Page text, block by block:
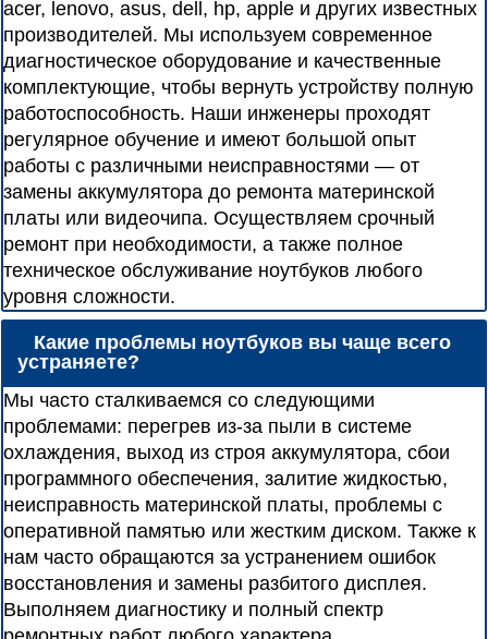
acer, lenovo, asus, dell, hp, apple и других известных
производителей. Мы используем современное
диагностическое оборудование и качественные
комплектующие, чтобы вернуть устройству полную
работоспособность. Наши инженеры проходят
регулярное обучение и имеют большой опыт
работы с различными неисправностями — от
замены аккумулятора до ремонта материнской
платы или видеочипа. Осуществляем срочный
ремонт при необходимости, а также полное
техническое обслуживание ноутбуков любого
уровня сложности.
Какие проблемы ноутбуков вы чаще всего
устраняете?
Мы часто сталкиваемся со следующими
проблемами: перегрев из-за пыли в системе
охлаждения, выход из строя аккумулятора, сбои
программного обеспечения, залитие жидкостью,
неисправность материнской платы, проблемы с
оперативной памятью или жестким диском. Также к
нам часто обращаются за устранением ошибок
восстановления и замены разбитого дисплея.
Выполняем диагностику и полный спектр